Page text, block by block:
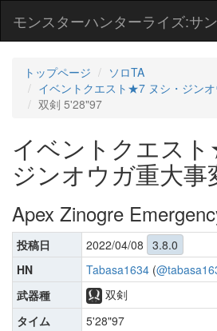
モンスターハンターライズ:サ
トップページ
ソロTA
イベントクエスト★7 ヌシ・ジン
双剣 5'28"97
イベントクエス
ジンオウガ重大事
Apex Zinogre
投稿日 2022/04/08 3.8.0
HN
Tabasa1634 (
武器種
双剣
タイム
5'28"97